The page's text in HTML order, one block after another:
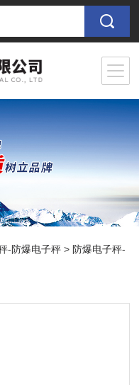
-防爆电子秤 > 防爆电子秤-